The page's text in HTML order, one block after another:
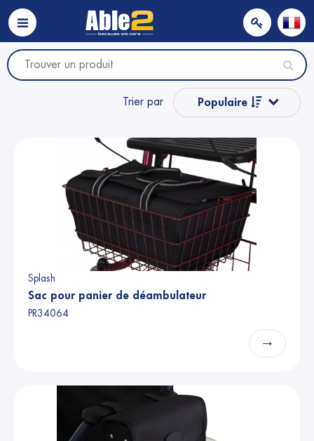
Trier par Populaire
Nom
Prix
Splash
Sac pour panier de déambulateur
PR34064
→